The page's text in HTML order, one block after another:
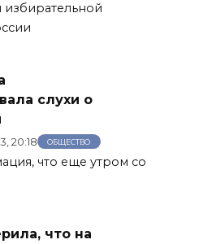
избирательной
слухи о
20:18 ОБЩЕСТВО
что еще утром со
что на